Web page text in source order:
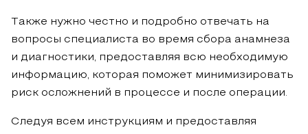
Также нужно честно и подробно отвечать на
вопросы специалиста во время сбора анамнеза
и диагностики, предоставляя всю необходимую
информацию, которая поможет минимизировать
риск осложнений в процессе и после операции.
Следуя всем инструкциям и предоставляя